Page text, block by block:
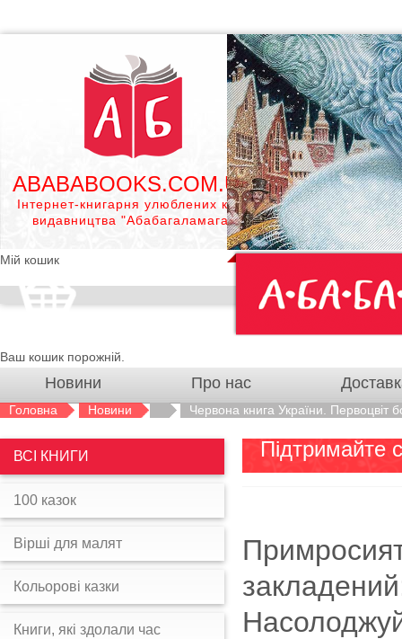
ABABABOOKS.COM.UA
Інтернет-книгарня улюблених книг
видавництва "Абабагаламага"
Мій кошик
Ваш кошик порожній.
Новини Про нас
Головна Новини Червона книга України.
Підтримайте
ВСІ КНИГИ
100 казок
Вірші для малят
Кольорові казки
Книги, які здолали час